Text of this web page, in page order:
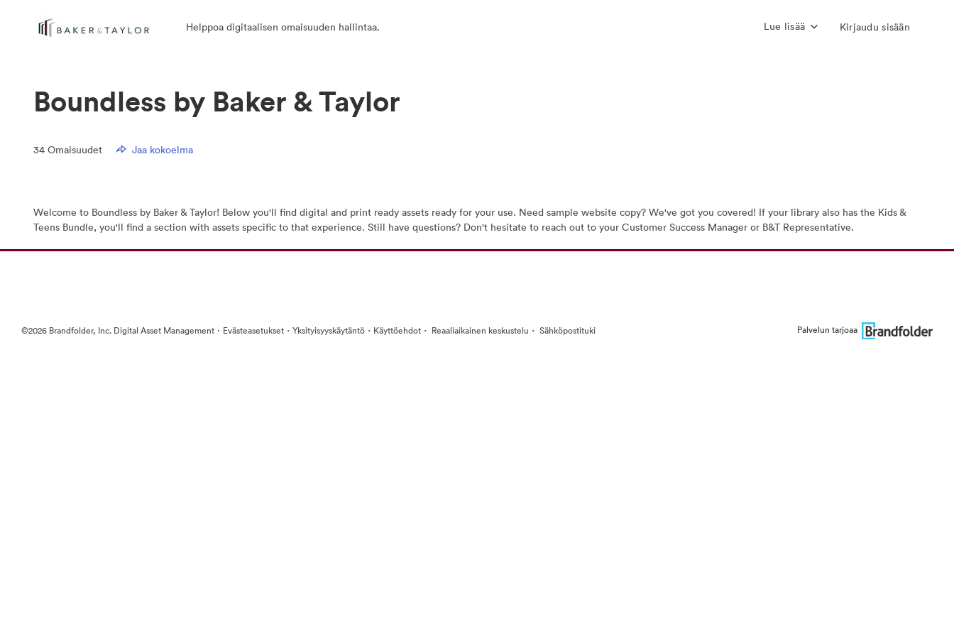
Helppoa digitaalisen omaisuuden hallintaa. Lue lisää Kirjaudu sisään
Boundless by Baker & Taylor
34 Omaisuudet Jaa kokoelma
Welcome to Boundless by Baker & Taylor! Below you'll find digital and print ready assets ready for your use. Need sample website copy? We've got you covered! If your library also has the Kids &
Teens Bundle, you'll find a section with assets specific to that experience. Still have questions? Don't hesitate to reach out to your Customer Success Manager or B&T Representative.
©2026 Brandfolder, Inc. Digital Asset Management · Evästeasetukset · Yksityisyyskäytäntö · Käyttöehdot · Reaaliaikainen keskustelu · Sähköpostituki Palvelun tarjoaa